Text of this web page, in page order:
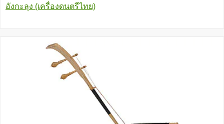
อังกะลุง (เครื่องดนตรีไทย)